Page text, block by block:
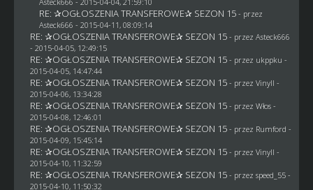
RE: ✰OGŁOSZENIA TRANSFEROWE✰ SEZON 15 - przez
Asteck666 - 2015-04-11, 08:09:14
RE: ✰OGŁOSZENIA TRANSFEROWE✰ SEZON 15 - przez Asteck666
- 2015-04-05, 12:49:15
RE: ✰OGŁOSZENIA TRANSFEROWE✰ SEZON 15 - przez ukppku -
2015-04-05, 14:47:44
RE: ✰OGŁOSZENIA TRANSFEROWE✰ SEZON 15 - przez Vinyll -
2015-04-06, 13:34:28
RE: ✰OGŁOSZENIA TRANSFEROWE✰ SEZON 15 - przez Włos-
2015-04-08, 12:46:01
RE: ✰OGŁOSZENIA TRANSFEROWE✰ SEZON 15 - przez Rumford -
2015-04-09, 15:45:14
RE: ✰OGŁOSZENIA TRANSFEROWE✰ SEZON 15 - przez Vinyll -
2015-04-10, 11:32:59
RE: ✰OGŁOSZENIA TRANSFEROWE✰ SEZON 15 - przez speed_55 -
2015-04-10, 11:50:32